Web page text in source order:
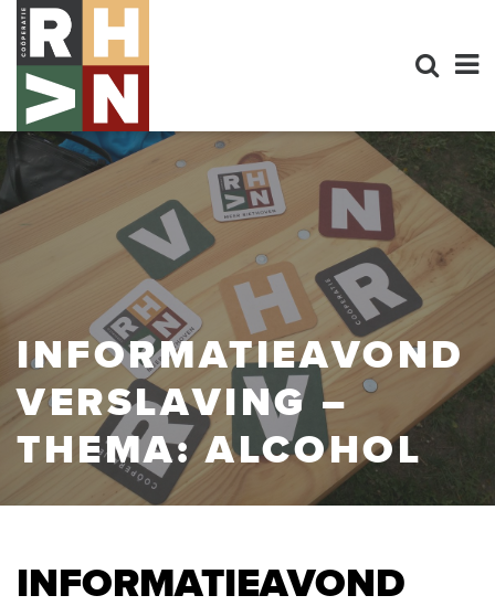
INFORMATIEAVOND
VERSLAVING –
THEMA: ALCOHOL
INFORMATIEAVOND